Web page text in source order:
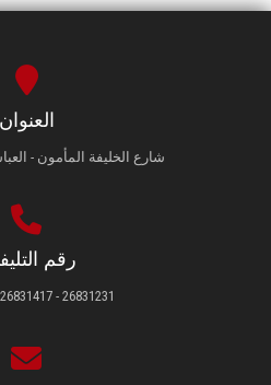
العنوان
شارع الخليفة المأمون -
رقم
26831231 - 26831417 - 26831474